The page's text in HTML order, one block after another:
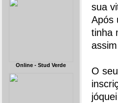
Online - Stud Verde
sua
Após
tinha
O